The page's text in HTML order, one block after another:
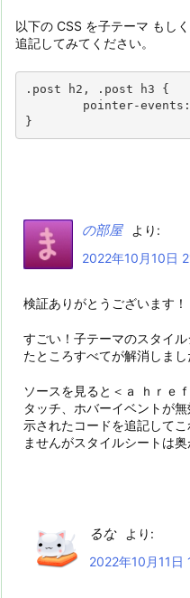
以下の CSS を子テーマ もし
追記してみてください。
.post h2, .post h3 {
}
の部屋
より:
2022年10月10日
検証ありがとうございます！
すごい！子テーマのスタイ
たところすべてが解消しま
ソースを見ると＜ａ ｈｒｅ
タッチ、ホバーイベントが
示されたコードを追記して
ませんがスタイルシートは
るな
より:
2022年10月11日